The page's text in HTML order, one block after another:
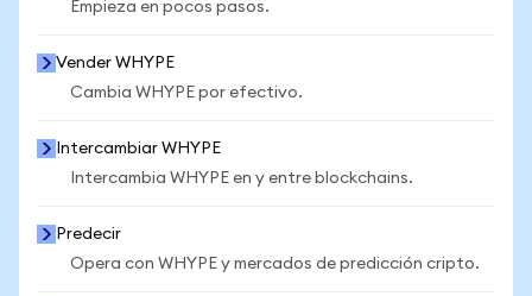
Empieza en pocos pasos.
Vender WHYPE
Cambia WHYPE por efectivo.
Intercambiar WHYPE
Intercambia WHYPE en y entre blockchains.
Predecir
Opera con WHYPE y mercados de predicción cripto.